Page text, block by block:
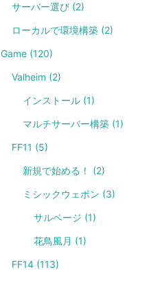
サーバー選び (2)
ローカルで環境構築 (2)
Game (120)
Valheim (2)
インストール (1)
マルチサーバー構築 (1)
FF11 (5)
新規で始める！ (2)
ミシックウェポン (3)
サルベージ (1)
花鳥風月 (1)
FF14 (113)